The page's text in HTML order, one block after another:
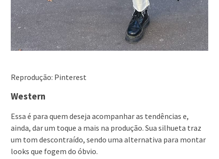
Reprodução: Pinterest
Western
Essa é para quem deseja acompanhar as tendências e,
ainda, dar um toque a mais na produção. Sua silhueta traz
um tom descontraído, sendo uma alternativa para montar
looks que fogem do óbvio.